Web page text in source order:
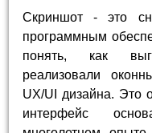
Скриншот - это
программным
понять, как
реализовали
UX/UI дизайна. Это
интерфейс